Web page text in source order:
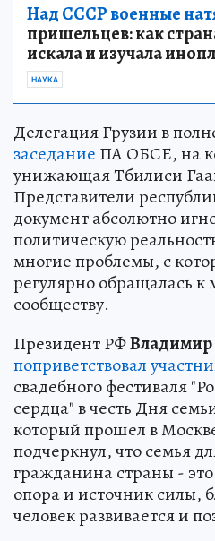
Над СССР военные
пришельцев: как
искала и изучала
НАУКА
Делегация Грузии в
заседание ПА ОБСЕ, на
унижающая Тбилиси
Представители
документ абсолютно
политическую
многие проблемы, с
регулярно обращалась
сообществу.
Президент РФ
поприветствовал
свадебного фестиваля
сердца" в честь Дня
который прошел в
подчеркнул, что семья
гражданина страны -
опора и источник силы,
человек развивается и